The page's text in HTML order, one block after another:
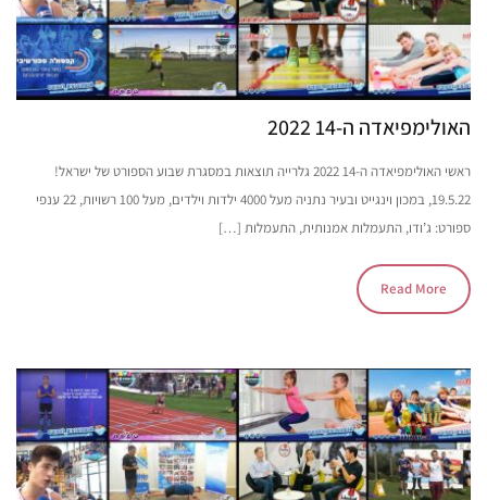
האולימפיאדה ה-14 2022
ראשי האולימפיאדה ה-14 2022 גלרייה תוצאות במסגרת שבוע הספורט של ישראל!
19.5.22, במכון וינגייט ובעיר נתניה מעל 4000 ילדות וילדים, מעל 100 רשויות, 22 ענפי
ספורט: ג’ודו, התעמלות אמנותית, התעמלות […]
Read More